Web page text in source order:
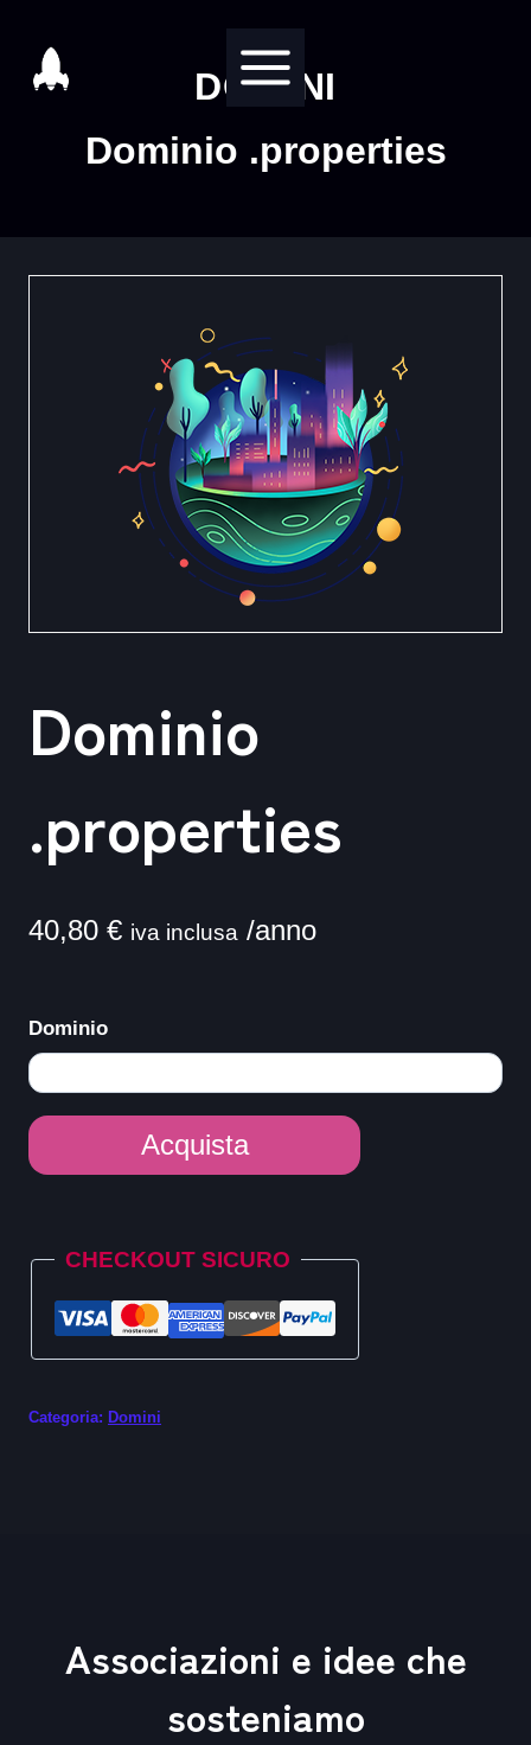
contenuto
DOMINI
Dominio .properties
Dominio
.properties
40,80 € iva inclusa /anno
Dominio
Dominio
.properties
Acquista
CHECKOUT SICURO
Categoria: Domini
Associazioni e idee che
sosteniamo